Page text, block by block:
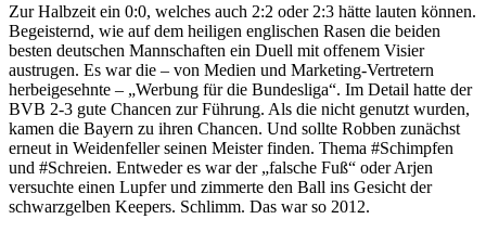
Zur Halbzeit ein 0:0, welches auch 2:2 oder 2:3 hätte lauten können.
Begeisternd, wie auf dem heiligen englischen Rasen die beiden
besten deutschen Mannschaften ein Duell mit offenem Visier
austrugen. Es war die – von Medien und Marketing-Vertretern
herbeigesehnte – „Werbung für die Bundesliga“. Im Detail hatte der
BVB 2-3 gute Chancen zur Führung. Als die nicht genutzt wurden,
kamen die Bayern zu ihren Chancen. Und sollte Robben zunächst
erneut in Weidenfeller seinen Meister finden. Thema #Schimpfen
und #Schreien. Entweder es war der „falsche Fuß“ oder Arjen
versuchte einen Lupfer und zimmerte den Ball ins Gesicht der
schwarzgelben Keepers. Schlimm. Das war so 2012.